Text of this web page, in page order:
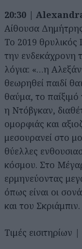
20:30 |
Αίθουσα
Το 2019 θρυλικός
την ενδεκάχρονη
λόγια: «…η
θεωρηθεί παιδί
θαύμα, το παίξιμό
η Ντόβγκαν,
ομορφιάς και
μεσουρανεί στο
θύελλες
κόσμου. Στο
ερμηνεύοντας
όπως είναι οι
και του Σκριάμπιν.
Τιμές εισιτηρίων
Αναζήτηση
για...